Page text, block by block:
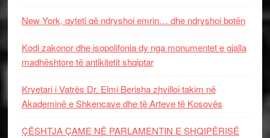
New York, qyteti që ndryshoi emrin… dhe ndryshoi botën
Kodi zakonor dhe isopolifonia dy nga monumentet e gjalla
madhështore të antikitetit shqiptar
Kryetari i Vatrës Dr. Elmi Berisha zhvilloi takim në
Akademinë e Shkencave dhe të Arteve të Kosovës
ÇËSHTJA ÇAME NË PARLAMENTIN E SHQIPËRISË